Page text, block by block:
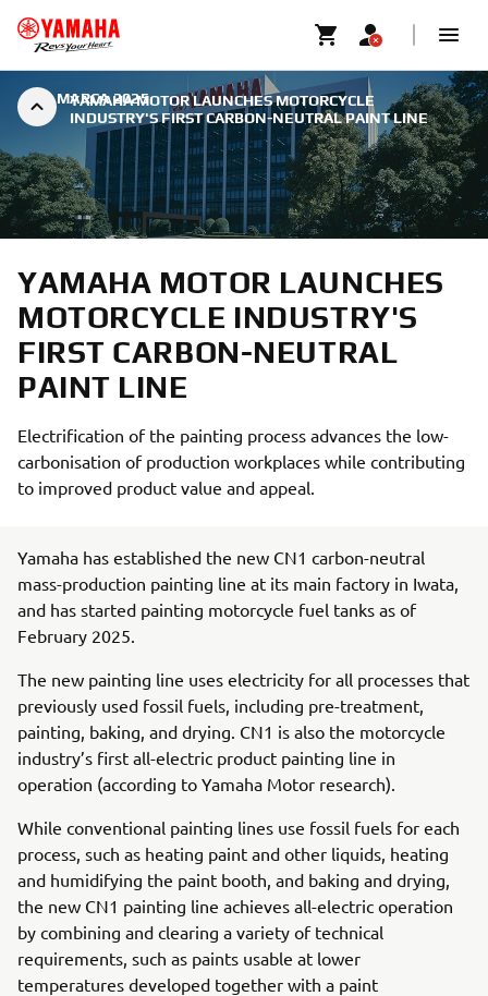
YAMAHA MOTOR LAUNCHES MOTORCYCLE
INDUSTRY'S FIRST CARBON-NEUTRAL PAINT LINE
2. MARCA 2025
YAMAHA MOTOR LAUNCHES
MOTORCYCLE INDUSTRY'S
FIRST CARBON-NEUTRAL
PAINT LINE
Electrification of the painting process advances the low-
carbonisation of production workplaces while contributing
to improved product value and appeal.
Yamaha has established the new CN1 carbon-neutral
mass-production painting line at its main factory in Iwata,
and has started painting motorcycle fuel tanks as of
February 2025.
The new painting line uses electricity for all processes that
previously used fossil fuels, including pre-treatment,
painting, baking, and drying. CN1 is also the motorcycle
industry’s first all-electric product painting line in
operation (according to Yamaha Motor research).
While conventional painting lines use fossil fuels for each
process, such as heating paint and other liquids, heating
and humidifying the paint booth, and baking and drying,
the new CN1 painting line achieves all-electric operation
by combining and clearing a variety of technical
requirements, such as paints usable at lower
temperatures developed together with a paint